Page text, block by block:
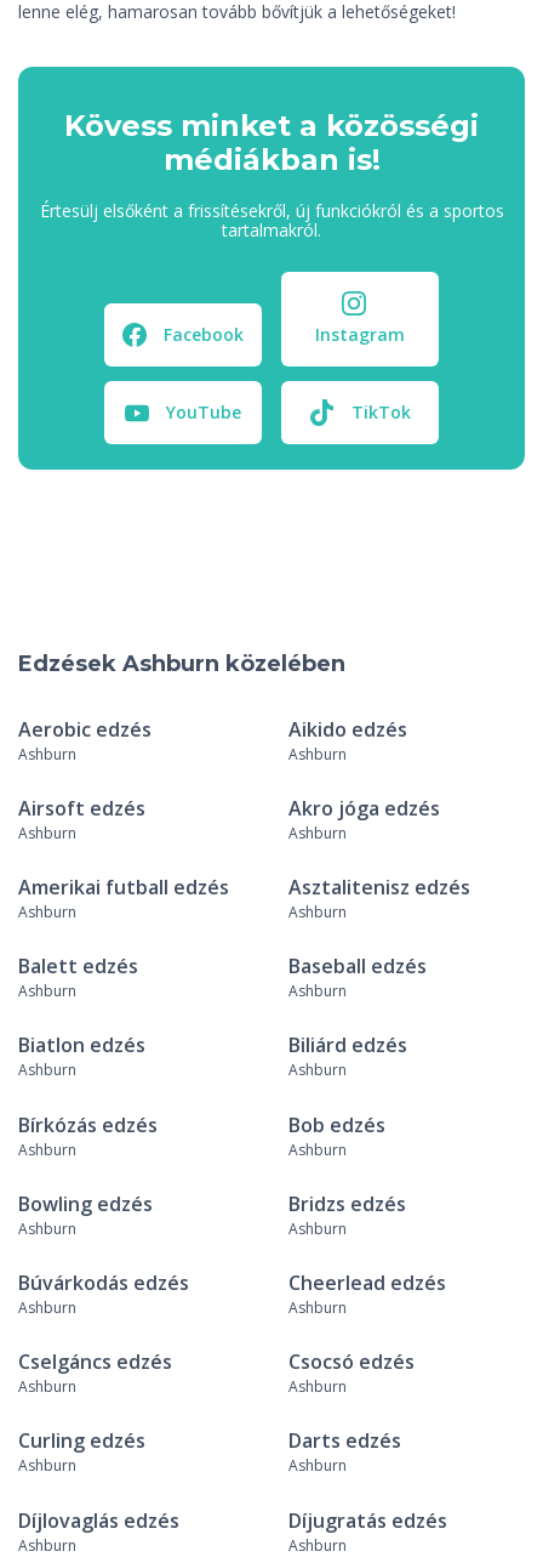
lenne elég, hamarosan tovább bővítjük a lehetőségeket!
Kövess minket a közösségi
médiákban is!
Értesülj elsőként a frissítésekről, új funkciókról és a sportos
tartalmakról.
Facebook Instagram
YouTube TikTok
Edzések Ashburn közelében
Aerobic edzés
Ashburn
Aikido edzés
Ashburn
Airsoft edzés
Ashburn
Akro jóga edzés
Ashburn
Amerikai futball edzés
Ashburn
Asztalitenisz edzés
Ashburn
Balett edzés
Ashburn
Baseball edzés
Ashburn
Biatlon edzés
Ashburn
Biliárd edzés
Ashburn
Bírkózás edzés
Ashburn
Bob edzés
Ashburn
Bowling edzés
Ashburn
Bridzs edzés
Ashburn
Búvárkodás edzés
Ashburn
Cheerlead edzés
Ashburn
Cselgáncs edzés
Ashburn
Csocsó edzés
Ashburn
Curling edzés
Ashburn
Darts edzés
Ashburn
Díjlovaglás edzés
Ashburn
Díjugratás edzés
Ashburn